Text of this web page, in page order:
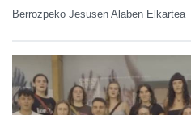
Berrozpeko Jesusen Alaben Elkartea